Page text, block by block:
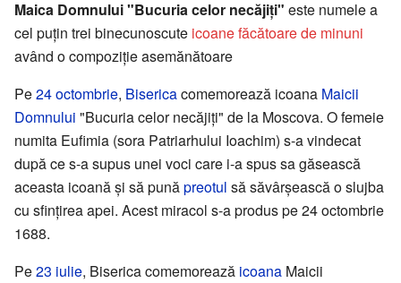
Maica Domnului "Bucuria celor necăjiţi" este numele a
cel puțin trei binecunoscute icoane făcătoare de minuni
având o compoziție asemănătoare
Pe24 octombrie, Bisericacomemorează icoana Maicii
Domnului "Bucuria celor necăjiţi" de la Moscova. O femeie
numita Eufimia (sora Patriarhului Ioachim) s-a vindecat
după ce s-a supus unei voci care i-a spus sa găsească
aceasta icoană și să punăpreotul să săvârșească o slujba
cu sfințirea apei. Acest miracol s-a produs pe 24 octombrie
1688.
Pe23 iulie, Biserica comemorează icoana Maicii